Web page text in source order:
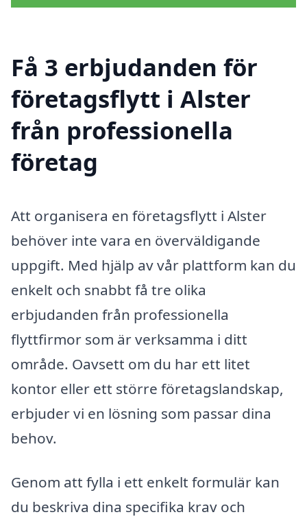
Få 3 erbjudanden för
företagsflytt i Alster
från professionella
företag
Att organisera en företagsflytt i Alster
behöver inte vara en överväldigande
uppgift. Med hjälp av vår plattform kan du
enkelt och snabbt få tre olika
erbjudanden från professionella
flyttfirmor som är verksamma i ditt
område. Oavsett om du har ett litet
kontor eller ett större företagslandskap,
erbjuder vi en lösning som passar dina
behov.
Genom att fylla i ett enkelt formulär kan
du beskriva dina specifika krav och